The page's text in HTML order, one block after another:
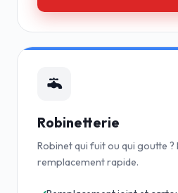
Robinetterie
Robinet qui fuit ou qui goutte ?
remplacement rapide.